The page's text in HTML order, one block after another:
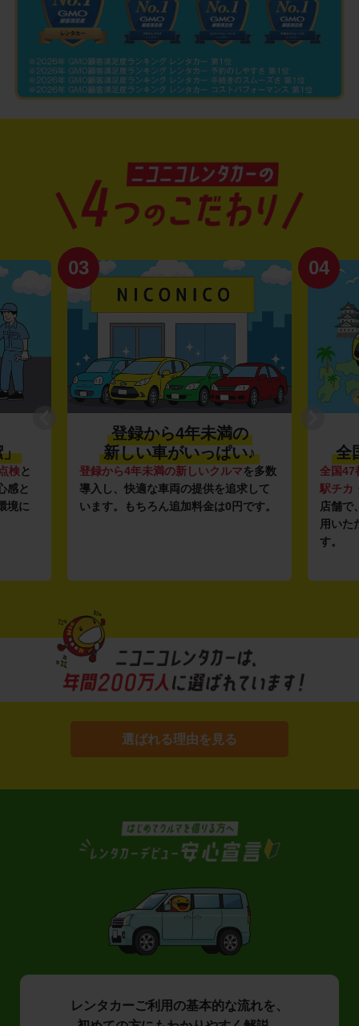
」
検と
感と
境に
03
登録から4年未満の
新しい車がいっぱい♪
登録から4年未満の新しいクルマを多数
導入し、快適な車両の提供を追求して
います。もちろん追加料金は0円です。
04
全
全国47
駅チカ
店舗で
用いた
す。
選ばれる理由を見る
レンタカーご利用の基本的な流れを、